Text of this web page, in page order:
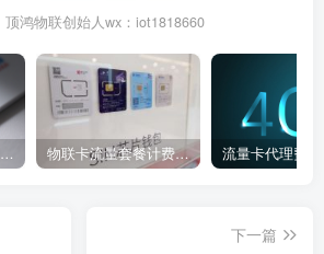
顶鸿物联创始人wx：iot1818660
手机卡不充钱多久会被自动销户？ 物联卡流量套餐计费方式 流量卡代理费用
下一篇